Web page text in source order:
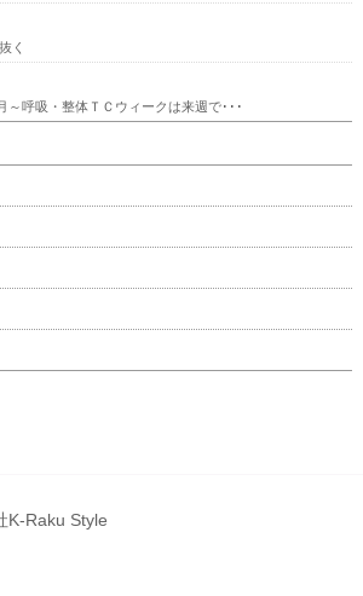
く
～呼吸・整体ＴＣウィークは来週で･･･